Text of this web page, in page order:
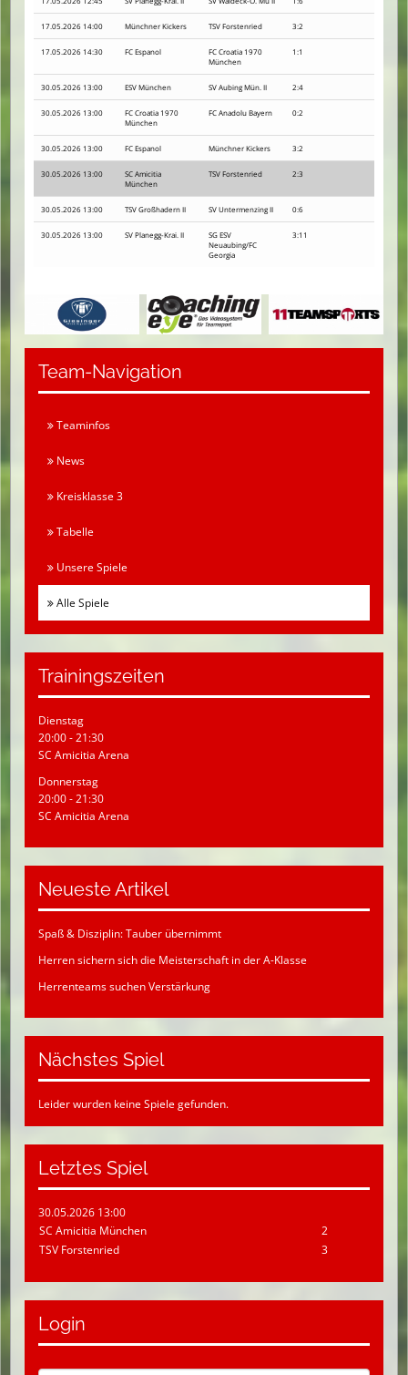
17.05.2026 14:00 Münchner Kickers TSV Forstenried 3:2
17.05.2026 14:30 FC Espanol
FC Croatia 1970
München
1:1
30.05.2026 13:00 ESV München SV Aubing Mün. II 2:4
30.05.2026 13:00
FC Croatia 1970
München
FC Anadolu Bayern 0:2
30.05.2026 13:00 FC Espanol Münchner Kickers 3:2
30.05.2026 13:00
SC Amicitia
München
TSV Forstenried 2:3
30.05.2026 13:00 TSV Großhadern II SV Untermenzing II 0:6
30.05.2026 13:00 SV Planegg-Krai. II
SG ESV
Neuaubing/FC
Georgia
3:11
Team-Navigation
Teaminfos
News
Kreisklasse 3
Tabelle
Unsere Spiele
Alle Spiele
Trainingszeiten
Dienstag
20:00 - 21:30
SC Amicitia Arena
Donnerstag
20:00 - 21:30
SC Amicitia Arena
Neueste Artikel
Spaß & Disziplin: Tauber übernimmt
Herren sichern sich die Meisterschaft in der A-Klasse
Herrenteams suchen Verstärkung
Nächstes Spiel
Leider wurden keine Spiele gefunden.
Letztes Spiel
30.05.2026 13:00
SC Amicitia München
2
TSV Forstenried
3
Login